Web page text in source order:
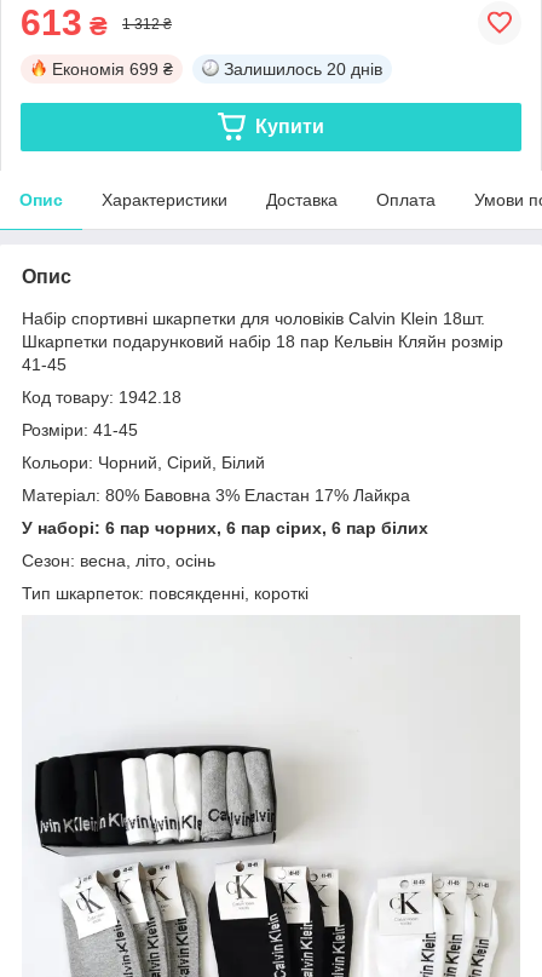
613 ₴ 1 312 ₴
Економія 699 ₴ Залишилось 20 днів
Купити
Опис Характеристики Доставка Оплата Умови
Опис
Набір спортивні шкарпетки для чоловіків Calvin Klein 18шт.
Шкарпетки подарунковий набір 18 пар Кельвін Кляйн розмір
41-45
Код товару: 1942.18
Розміри: 41-45
Кольори: Чорний, Сірий, Білий
Матеріал: 80% Бавовна 3% Еластан 17% Лайкра
У наборі: 6 пар чорних, 6 пар сірих, 6 пар білих
Сезон: весна, літо, осінь
Тип шкарпеток: повсякденні, короткі